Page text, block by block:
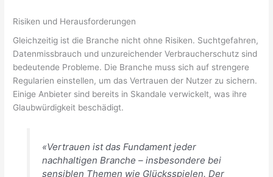
Risiken und Herausforderungen
Gleichzeitig ist die Branche nicht ohne Risiken. Suchtgefahren,
Datenmissbrauch und unzureichender Verbraucherschutz sind
bedeutende Probleme. Die Branche muss sich auf strengere
Regularien einstellen, um das Vertrauen der Nutzer zu sichern.
Einige Anbieter sind bereits in Skandale verwickelt, was ihre
Glaubwürdigkeit beschädigt.
«Vertrauen ist das Fundament jeder
nachhaltigen Branche – insbesondere bei
sensiblen Themen wie Glücksspielen. Der